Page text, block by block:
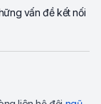
vấn đề kết nối